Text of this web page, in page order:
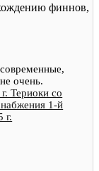
финнов,
очень.
Териоки со
1-й
г.